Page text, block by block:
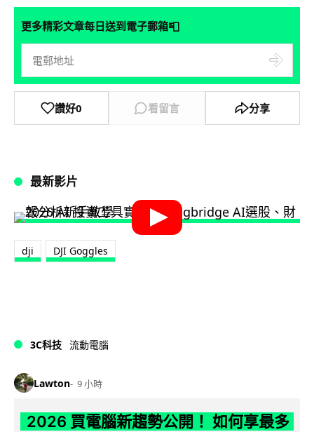
更多精彩文章每日送到電子郵箱📮
讚好0 看留言 分享
最新影片
dji DJI Goggles
3C科技 流動電腦
Lawton 9 小時
2026 買電腦新趨勢公開！ 如何享最多